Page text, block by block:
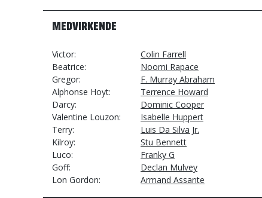
MEDVIRKENDE
Victor
Colin Farrell
Beatrice
Noomi Rapace
Gregor
F. Murray Abraham
Alphonse Hoyt
Terrence Howard
Darcy
Dominic Cooper
Valentine Louzon
Isabelle Huppert
Terry
Luis Da Silva Jr.
Kilroy
Stu Bennett
Luco
Franky G
Goff
Declan Mulvey
Lon Gordon
Armand Assante